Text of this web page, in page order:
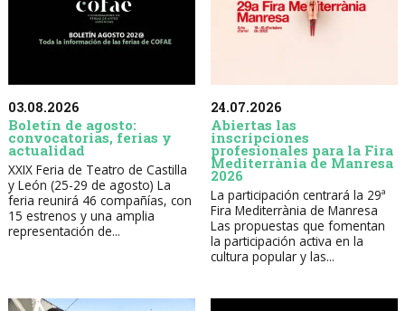
03.08.2026
Boletín de agosto:
convocatorias, ferias y
actualidad
XXIX Feria de Teatro de Castilla
y León (25-29 de agosto) La
feria reunirá 46 compañías, con
15 estrenos y una amplia
representación de...
24.07.2026
Abiertas las
inscripciones
profesionales para la Fira
Mediterrània de Manresa
2026
La participación centrará la 29ª
Fira Mediterrània de Manresa
Las propuestas que fomentan
la participación activa en la
cultura popular y las...